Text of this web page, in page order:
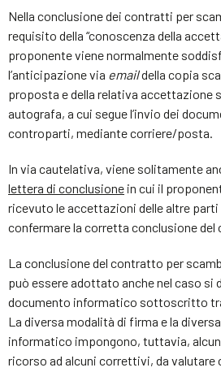
Nella conclusione dei contratti per
requisito della “conoscenza della
proponente viene normalmente
l’anticipazione via emaildella copia
proposta e della relativa
autografa, a cui segue l’invio dei
controparti, mediante corriere/posta.
In via cautelativa, viene solitamente
lettera di conclusione in cui il
ricevuto le accettazioni delle altre
confermare la corretta conclusione
La conclusione del contratto per
può essere adottato anche nel caso si
documento informatico sottoscritto
La diversa modalità di firma e la
informatico impongono, tuttavia,
ricorso ad alcuni correttivi, da valutare